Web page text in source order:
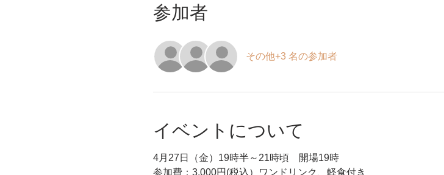
参加者
その他+3 名の参加者
イベントについて
4月27日（金）19時半～21時頃　開場19時